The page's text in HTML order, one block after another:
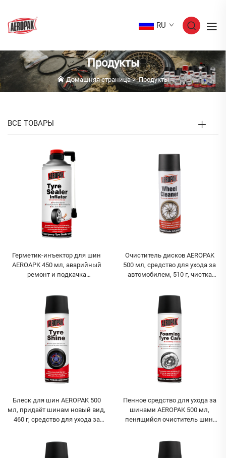
RU
Продукты
Домашняя страница>Продукты
ВСЕ ТОВАРЫ
Герметик-инъектор для шин
AEROAPK 450 мл, аварийный
ремонт и подкачка
Очиститель дисков AEROPAK
500 мл, средство для ухода за
автомобилем, 510 г, чистка
Блеск для шин AEROPAK 500
мл, придаёт шинам новый вид,
460 г, средство для ухода за
Пенное средство для ухода за
шинами AEROPAK 500 мл,
пенящийся очиститель шин,
интенсивного мытья